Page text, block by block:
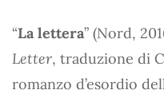
“La lettera” (Nord,
Letter, traduzione di
romanzo d’esordio